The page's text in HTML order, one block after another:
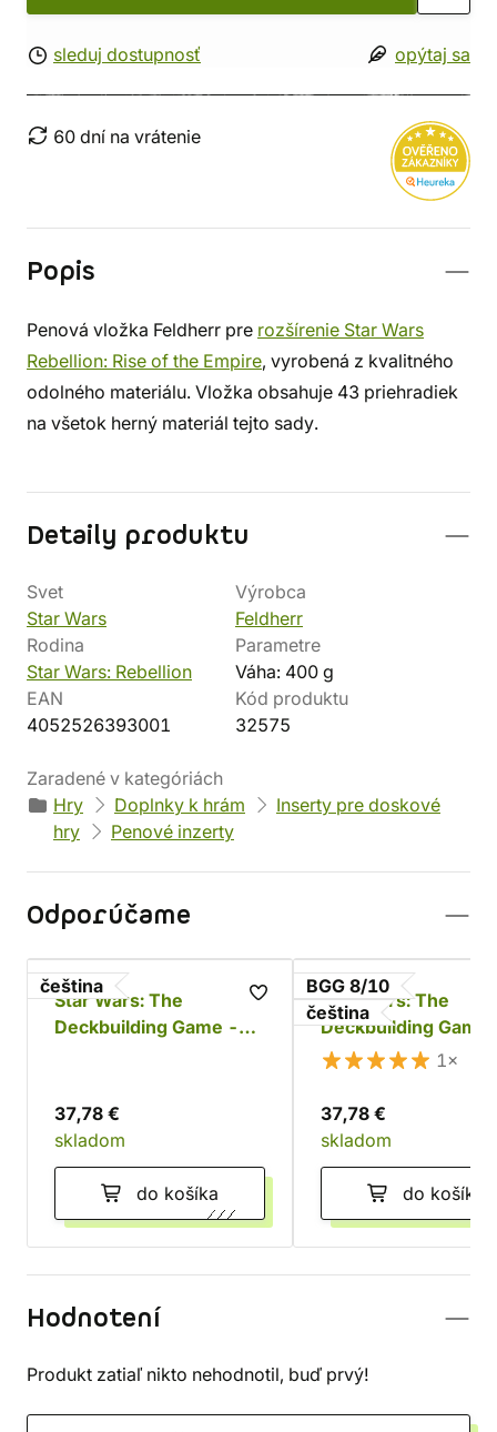
sleduj dostupnosť opýtaj sa
60 dní na vrátenie
Popis
Penová vložka Feldherr pre rozšírenie Star Wars
Rebellion: Rise of the Empire, vyrobená z kvalitného
odolného materiálu. Vložka obsahuje 43 priehradiek
na všetok herný materiál tejto sady.
Detaily produktu
Svet
Star Wars
Výrobca
Feldherr
Rodina
Star Wars: Rebellion
Parametre
Váha: 400 g
EAN
4052526393001
Kód produktu
32575
Zaradené v kategóriách
Hry
Doplnky k hrám
Inserty pre doskové
hry
Penové inzerty
Odporúčame
čeština
Star Wars: The
Deckbuilding Game -
37,78 €
skladom
do košíka
BGG 8/10
čeština
Star Wars: The
Deckbuilding Game
Clone Wars
1×
37,78 €
skladom
do košíka
Hodnotení
Produkt zatiaľ nikto nehodnotil, buď prvý!